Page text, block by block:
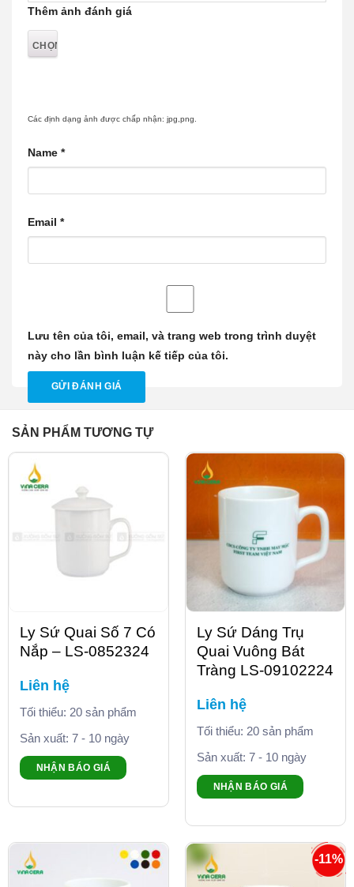
Thêm ảnh đánh giá
Các định dạng ảnh được chấp nhận: jpg,png.
Name *
Email *
Lưu tên của tôi, email, và trang web trong trình duyệt
này cho lần bình luận kế tiếp của tôi.
SẢN PHẨM TƯƠNG TỰ
Ly Sứ Quai Số 7 Có
Nắp – LS-0852324
Liên hệ
Tối thiểu: 20 sản phẩm
Sản xuất: 7 - 10 ngày
NHẬN BÁO GIÁ
Ly Sứ Dáng Trụ
Quai Vuông Bát
Tràng LS-09102224
Liên hệ
Tối thiểu: 20 sản phẩm
Sản xuất: 7 - 10 ngày
NHẬN BÁO GIÁ
-11%